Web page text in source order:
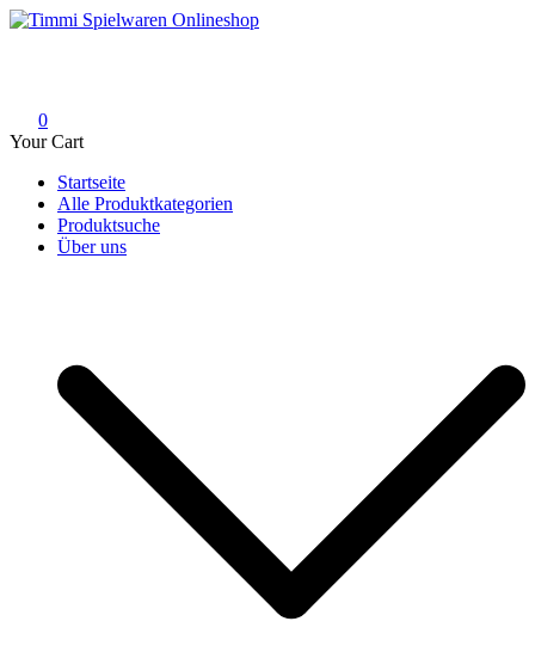
Skip
0
Your Cart
Startseite
Alle Produktkategorien
Produktsuche
Über uns